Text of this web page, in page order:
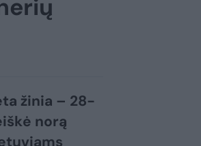
žinia – 28-
norą